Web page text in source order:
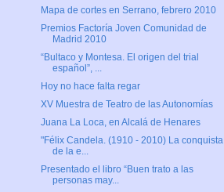
Mapa de cortes en Serrano, febrero 2010
Premios Factoría Joven Comunidad de
Madrid 2010
“Bultaco y Montesa. El origen del trial
español”, ...
Hoy no hace falta regar
XV Muestra de Teatro de las Autonomías
Juana La Loca, en Alcalá de Henares
"Félix Candela. (1910 - 2010) La conquista
de la e...
Presentado el libro “Buen trato a las
personas may...